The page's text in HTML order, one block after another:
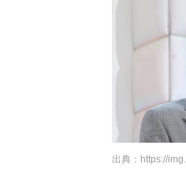
出典： https://